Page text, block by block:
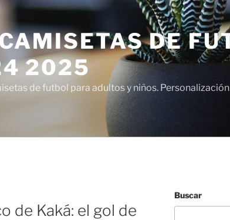
DE
2025
de futbol para adultos y niños.
de Kaká: el gol de
Buscar